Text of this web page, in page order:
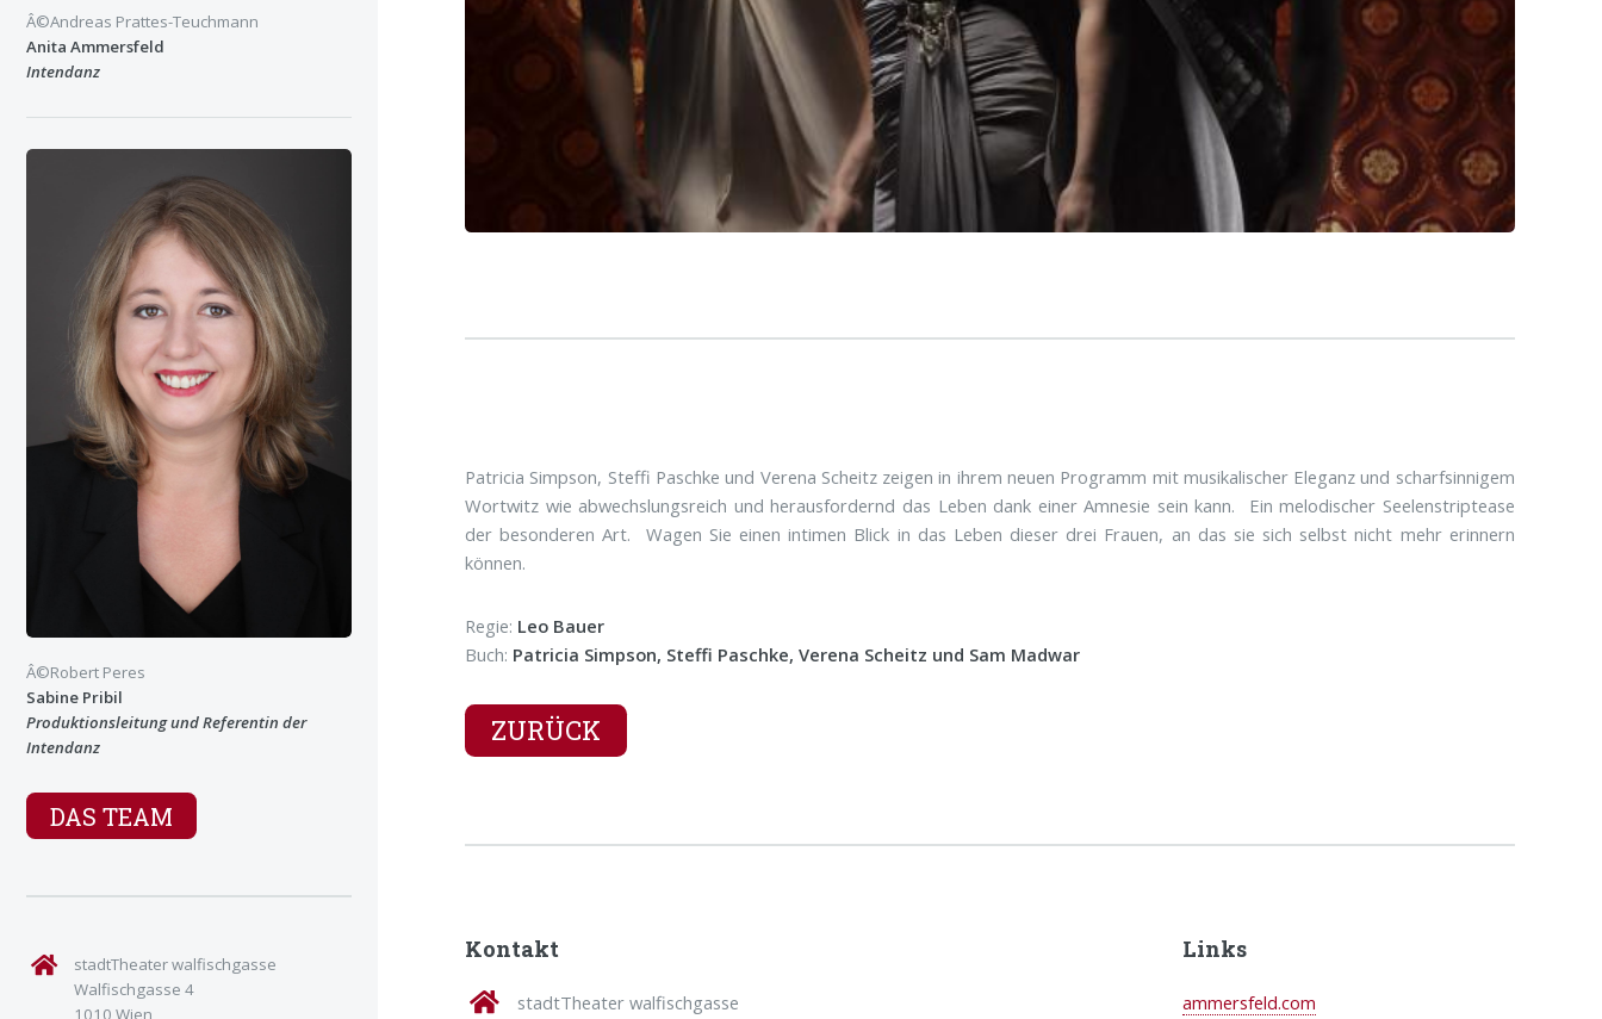
Patricia Simpson, Steffi Paschke und Verena Scheitz zeigen in ihrem neuen Programm mit musikalischer Eleganz und scharfsinnigem
Wortwitz wie abwechslungsreich und herausfordernd das Leben dank einer Amnesie sein kann. Ein melodischer Seelenstriptease
der besonderen Art. Wagen Sie einen intimen Blick in das Leben dieser drei Frauen, an das sie sich selbst nicht mehr erinnern
können.
Regie: Leo Bauer
Buch: Patricia Simpson, Steffi Paschke, Verena Scheitz und Sam Madwar
ZURÜCK
Kontakt
stadtTheater walfischgasse
Links
ammersfeld.com
Â©Andreas Prattes-Teuchmann
Anita Ammersfeld
Intendanz
Â©Robert Peres
Sabine Pribil
Produktionsleitung und Referentin der
Intendanz
DAS TEAM
stadtTheater walfischgasse
Walfischgasse 4
1010 Wien